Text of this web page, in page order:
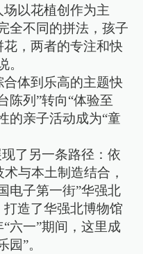
以花植创作为主
全不同的拼法，孩子
，两者的专注和快
。
体到乐高的主题快
陈列”转向“体验至
的亲子活动成为“童
了另一条路径：依
与本土制造结合，
电子第一街”华强北
造了华强北博物馆
六一”期间，这里成
”。